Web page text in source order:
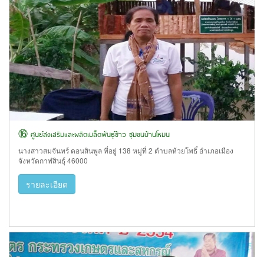
⑯ ศูนย์ส่งเสริมและผลิตเมล็ดพันธุ์ข้าว ชุมขนบ้านโหมน
นางสาวสมจันทร์ ดอนสินพูล ที่อยู่ 138 หมู่ที่ 2 ตำบลห้วยโพธิ์ อำเภอเมือง
จังหวัดกาฬสินธุ์ 46000
รายละเอียด